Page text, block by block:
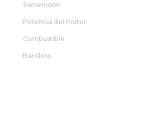
Transmisión
Potencia del motor
Combustible
Bandera